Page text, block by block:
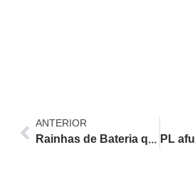
ANTERIOR
Rainhas de Bateria que Brilham no Desfile das Campeãs do Carnaval 2026: Retornos e Reinados na Sapucaí